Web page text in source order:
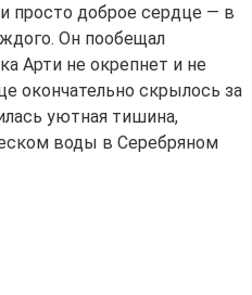
просто доброе сердце — в
Он пообещал
Арти не окрепнет и не
окончательно скрылось за
уютная тишина,
воды в Серебряном